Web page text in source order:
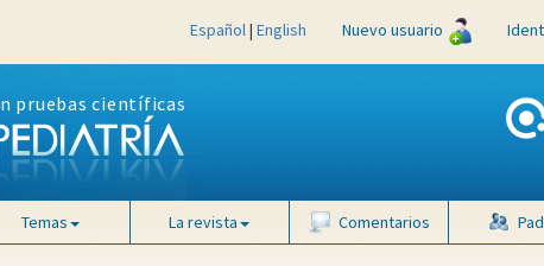
Español| English Nuevo usuario
pruebas científicas
Temas La revista Comentarios